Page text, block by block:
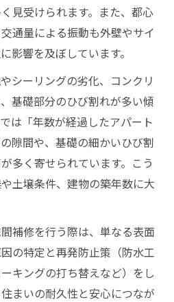
見受けられます。また、都心
通量による振動も外壁やサイ
影響を及ぼしています。
シーリングの劣化、コンクリ
基礎部分のひび割れが多い傾
は「年数が経過したアパート
隙間や、基礎の細かいひび割
多く寄せられています。こう
土壌条件、建物の築年数に大
補修を行う際は、単なる表面
の特定と再発防止策（防水工
キングの打ち替えなど）をし
まいの耐久性と安心につなが